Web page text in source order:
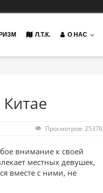
Л.Т.К. О НАС
Просмотров: 25376
внимание к своей
местных девушек,
вместе с ними, не